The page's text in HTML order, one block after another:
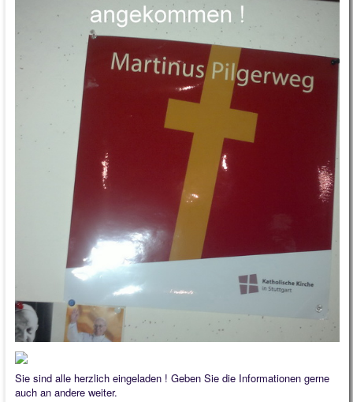
Sie sind alle herzlich eingeladen ! Geben Sie die Informationen gerne
auch an andere weiter.